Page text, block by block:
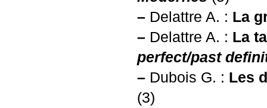
– Delattre A. : La
– Delattre A. : La
perfect/past
– Dubois G. : Les
(3)